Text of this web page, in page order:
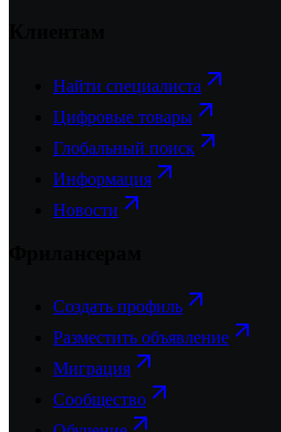
Найти специалиста
Цифровые товары
Глобальный поиск
Информация
Новости
Создать профиль
Разместить объявление
Миграция
Сообщество